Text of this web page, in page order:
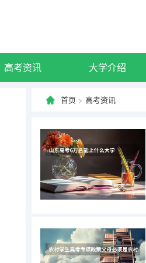
高考资讯 大学介绍
首页 > 高考资讯